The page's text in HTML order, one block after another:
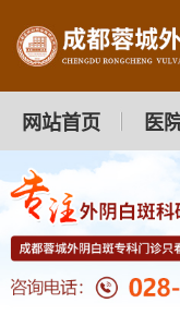
网站首页 医